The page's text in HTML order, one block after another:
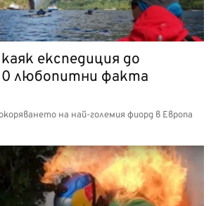
експедиция до
любопитни факта
на най-големия фиорд в Европа